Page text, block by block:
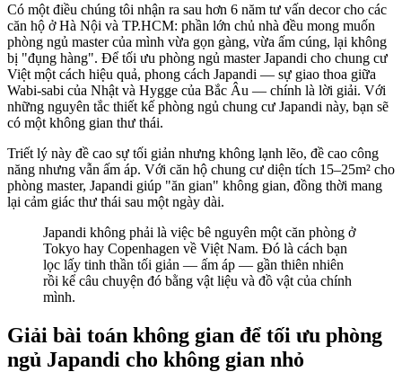
Có một điều chúng tôi nhận ra sau hơn 6 năm tư vấn decor cho các
căn hộ ở Hà Nội và TP.HCM: phần lớn chủ nhà đều mong muốn
phòng ngủ master của mình vừa gọn gàng, vừa ấm cúng, lại không
bị "đụng hàng". Để tối ưu phòng ngủ master Japandi cho chung cư
Việt một cách hiệu quả, phong cách Japandi — sự giao thoa giữa
Wabi-sabi của Nhật và Hygge của Bắc Âu — chính là lời giải. Với
những nguyên tắc thiết kế phòng ngủ chung cư Japandi này, bạn sẽ
có một không gian thư thái.
Triết lý này đề cao sự tối giản nhưng không lạnh lẽo, đề cao công
năng nhưng vẫn ấm áp. Với căn hộ chung cư diện tích 15–25m² cho
phòng master, Japandi giúp "ăn gian" không gian, đồng thời mang
lại cảm giác thư thái sau một ngày dài.
Japandi không phải là việc bê nguyên một căn phòng ở
Tokyo hay Copenhagen về Việt Nam. Đó là cách bạn
lọc lấy tinh thần tối giản — ấm áp — gần thiên nhiên
rồi kể câu chuyện đó bằng vật liệu và đồ vật của chính
mình.
Giải bài toán không gian để tối ưu phòng
ngủ Japandi cho không gian nhỏ